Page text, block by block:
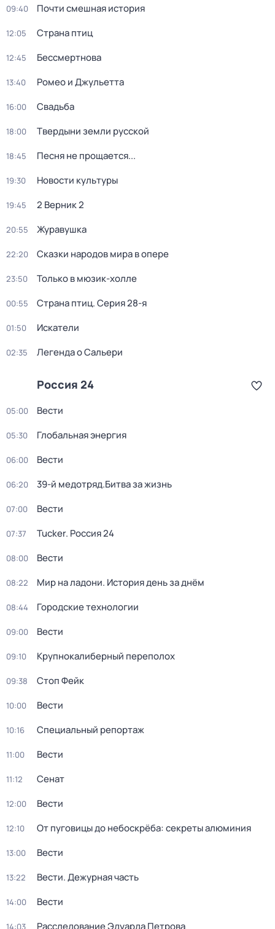
09:40 Почти смешная история
12:05 Страна птиц
12:45 Бессмертнова
13:40 Ромео и Джульетта
16:00 Свадьба
18:00 Твердыни земли русской
18:45 Песня не прощается...
19:30 Новости культуры
19:45 2 Верник 2
20:55 Журавушка
22:20 Сказки народов мира в опере
23:50 Только в мюзик-холле
00:55 Страна птиц. Серия 28-я
01:50 Искатели
02:35 Легенда о Сальери
Россия 24
05:00 Вести
05:30 Глобальная энергия
06:00 Вести
06:20 39-й медотряд.Битва за жизнь
07:00 Вести
07:37 Tucker. Россия 24
08:00 Вести
08:22 Мир на ладони. История день за днём
08:44 Городские технологии
09:00 Вести
09:10 Крупнокалиберный переполох
09:38 Стоп Фейк
10:00 Вести
10:16 Специальный репортаж
11:00 Вести
11:12 Сенат
12:00 Вести
12:10 От пуговицы до небоскрёба: секреты алюминия
13:00 Вести
13:22 Вести. Дежурная часть
14:00 Вести
14:03 Расследование Эдуарда Петрова